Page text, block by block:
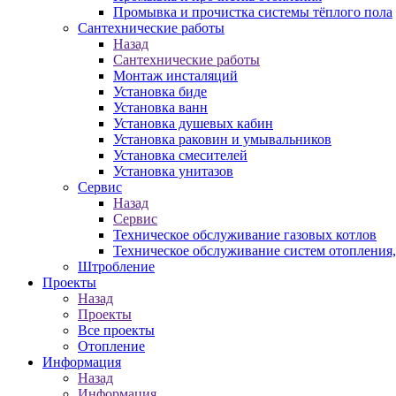
Промывка и прочистка системы тёплого пола
Сантехнические работы
Назад
Сантехнические работы
Монтаж инсталяций
Установка биде
Установка ванн
Установка душевых кабин
Установка раковин и умывальников
Установка смесителей
Установка унитазов
Сервис
Назад
Сервис
Техническое обслуживание газовых котлов
Техническое обслуживание систем
Штробление
Проекты
Назад
Проекты
Все проекты
Отопление
Информация
Назад